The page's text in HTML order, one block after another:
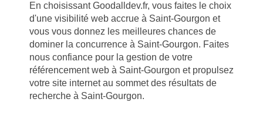
En choisissant Goodalldev.fr, vous faites le choix
d'une visibilité web accrue à Saint-Gourgon et
vous vous donnez les meilleures chances de
dominer la concurrence à Saint-Gourgon. Faites
nous confiance pour la gestion de votre
référencement web à Saint-Gourgon et propulsez
votre site internet au sommet des résultats de
recherche à Saint-Gourgon.